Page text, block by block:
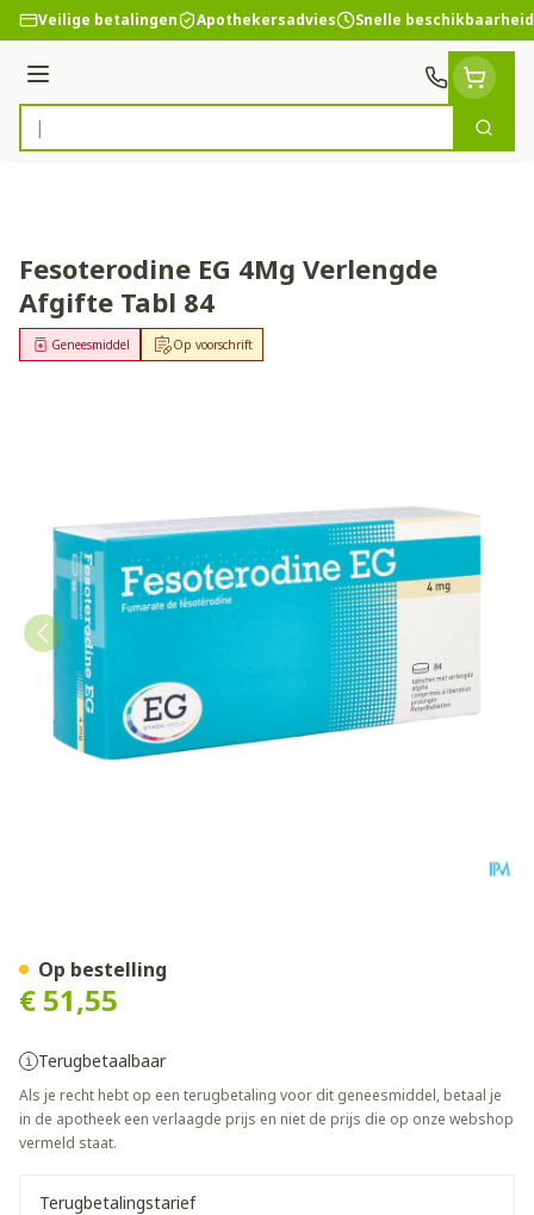
Ga naar de inhoud
Veilige betalingen Apothekersadvies Snelle beschikbaarheid
Menu
Product, merk, categorie...
Zoek
Fesoterodine EG 4Mg Verlengde
Afgifte Tabl 84
Op voorschrift
Geneesmiddel
€ 51,55
Terugbetaalbaar
Als je recht hebt op een terugbetaling voor dit geneesmiddel, betaal je
in de apotheek een verlaagde prijs en niet de prijs die op onze webshop
vermeld staat.
Terugbetalingstarief
Op bestelling